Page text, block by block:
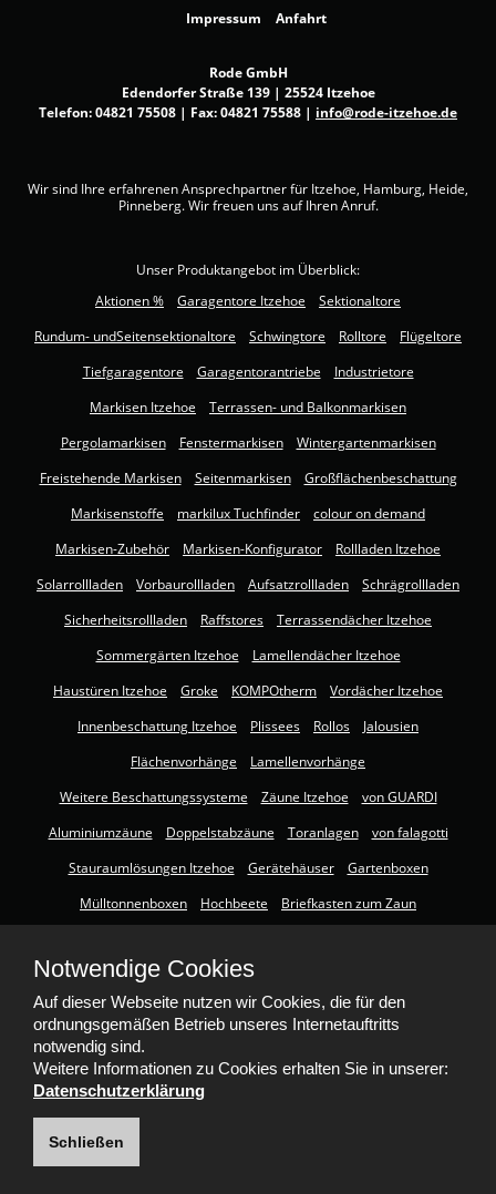
Impressum
Anfahrt
Rode GmbH
Edendorfer Straße 139 | 25524 Itzehoe
Telefon:04821 75508 | Fax: 04821 75588 | info@rode-itzehoe.de
Wir sind Ihre erfahrenen Ansprechpartner für Itzehoe, Hamburg, Heide,
Pinneberg. Wir freuen uns auf Ihren Anruf.
Unser Produktangebot im Überblick:
Aktionen %
Garagentore Itzehoe
Sektionaltore
Rundum- undSeitensektionaltore
Schwingtore Rolltore
Flügeltore
Tiefgaragentore
Garagentorantriebe
Industrietore
Markisen Itzehoe
Terrassen- und Balkonmarkisen
Pergolamarkisen
Fenstermarkisen
Wintergartenmarkisen
Freistehende Markisen
Seitenmarkisen
Großflächenbeschattung
Markisenstoffe
markilux Tuchfinder
colour on demand
Markisen-Zubehör
Markisen-Konfigurator
Rollladen Itzehoe
Solarrollladen
Vorbaurollladen Aufsatzrollladen
Schrägrollladen
Sicherheitsrollladen
Raffstores
Terrassendächer Itzehoe
Sommergärten Itzehoe
Lamellendächer Itzehoe
Haustüren Itzehoe
Groke KOMPOtherm
Vordächer Itzehoe
Innenbeschattung Itzehoe
Plissees Rollos
Jalousien
Flächenvorhänge
Lamellenvorhänge
Weitere Beschattungssysteme
Zäune Itzehoe
von GUARDI
Aluminiumzäune
Doppelstabzäune Toranlagen
von falagotti
Stauraumlösungen Itzehoe
Gerätehäuser
Gartenboxen
Mülltonnenboxen
Hochbeete
Briefkasten zum Zaun
Insektenschutz für Türen
Lichtschachtabdeckungen
Smart Home Itzehoe
Notwendige Cookies
Auf dieser Webseite nutzen wir Cookies, die für den
ordnungsgemäßen Betrieb unseres Internetauftritts
notwendig sind.
Weitere Informationen zu Cookies erhalten Sie in unserer:
Datenschutzerklärung
Schließen